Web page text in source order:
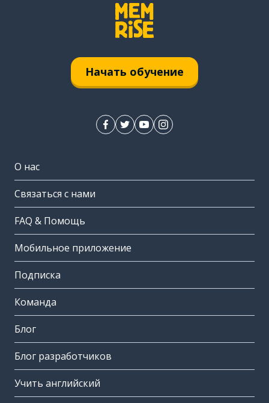
Начать обучение
О нас
Связаться с нами
FAQ & Помощь
Мобильное приложение
Подписка
Команда
Блог
Блог разработчиков
Учить английский